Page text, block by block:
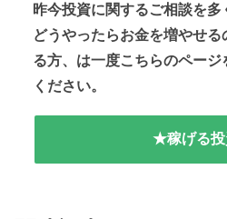
昨今投資に関するご相談を多
どうやったらお金を増やせ
る方、は一度こちらのペー
ください。
★稼げる